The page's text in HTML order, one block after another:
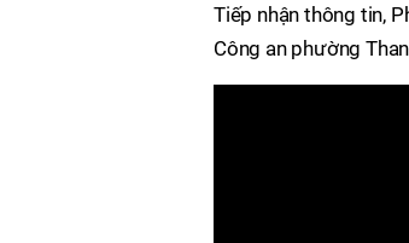
Tiếp nhận thông tin,
Công an phường